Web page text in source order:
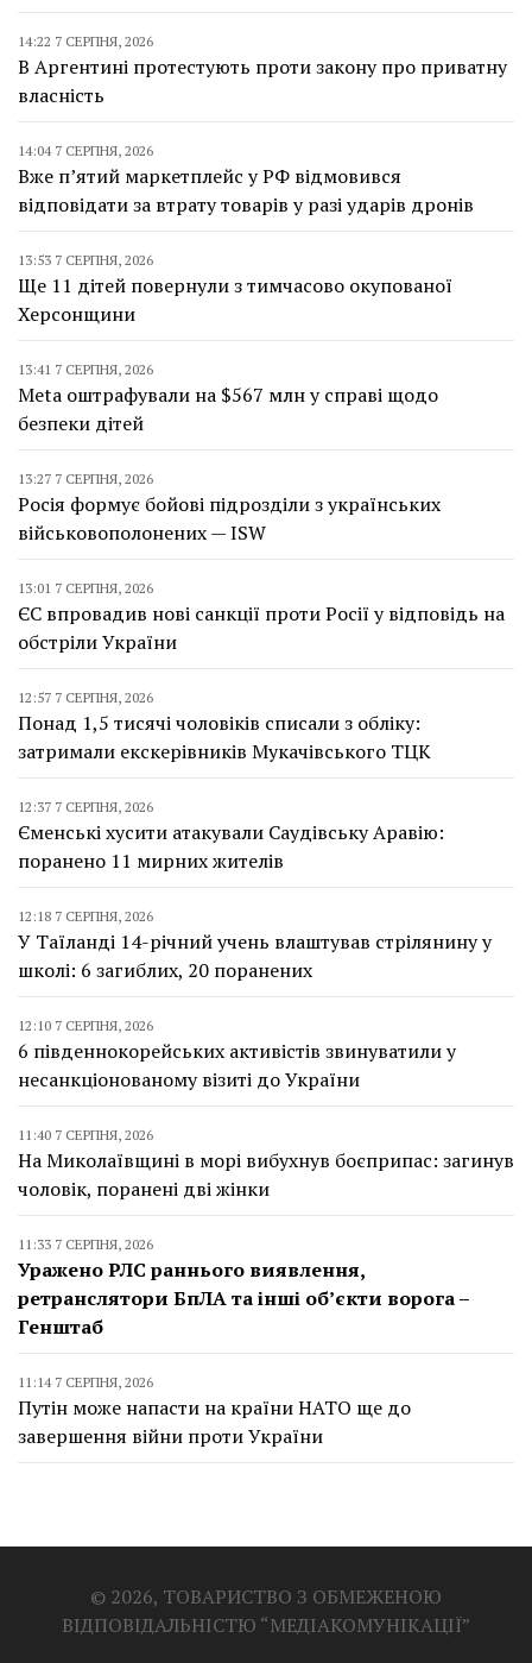
14:22 7 СЕРПНЯ, 2026
В Аргентині протестують проти закону про приватну
власність
14:04 7 СЕРПНЯ, 2026
Вже п’ятий маркетплейс у РФ відмовився
відповідати за втрату товарів у разі ударів дронів
13:53 7 СЕРПНЯ, 2026
Ще 11 дітей повернули з тимчасово окупованої
Херсонщини
13:41 7 СЕРПНЯ, 2026
Meta оштрафували на $567 млн у справі щодо
безпеки дітей
13:27 7 СЕРПНЯ, 2026
Росія формує бойові підрозділи з українських
військовополонених — ISW
13:01 7 СЕРПНЯ, 2026
ЄС впровадив нові санкції проти Росії у відповідь на
обстріли України
12:57 7 СЕРПНЯ, 2026
Понад 1,5 тисячі чоловіків списали з обліку:
затримали екскерівників Мукачівського ТЦК
12:37 7 СЕРПНЯ, 2026
Єменські хусити атакували Саудівську Аравію:
поранено 11 мирних жителів
12:18 7 СЕРПНЯ, 2026
У Таїланді 14-річний учень влаштував стрілянину у
школі: 6 загиблих, 20 поранених
12:10 7 СЕРПНЯ, 2026
6 південнокорейських активістів звинуватили у
несанкціонованому візиті до України
11:40 7 СЕРПНЯ, 2026
На Миколаївщині в морі вибухнув боєприпас: загинув
чоловік, поранені дві жінки
11:33 7 СЕРПНЯ, 2026
Уражено РЛС раннього виявлення,
ретранслятори БпЛА та інші об’єкти ворога –
Генштаб
11:14 7 СЕРПНЯ, 2026
Путін може напасти на країни НАТО ще до
завершення війни проти України
© 2026, ТОВАРИСТВО З ОБМЕЖЕНОЮ
ВІДПОВІДАЛЬНІСТЮ “МЕДІАКОМУНІКАЦІЇ”